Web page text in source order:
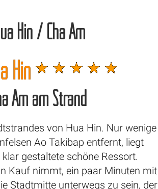
Hin / Cha Am
Hin
Am am Strand
von Hua Hin. Nur wenige
Ao Takibap entfernt, liegt
gestaltete schöne Ressort.
Kauf nimmt, ein paar Minuten mit
Stadtmitte unterwegs zu sein, der